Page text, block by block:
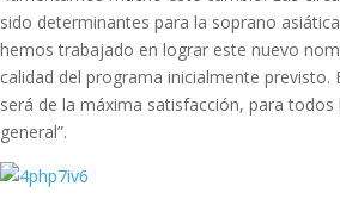
sido determinantes para la soprano
hemos trabajado en lograr este nuevo
calidad del programa inicialmente previsto.
será de la máxima satisfacción, para
general”.